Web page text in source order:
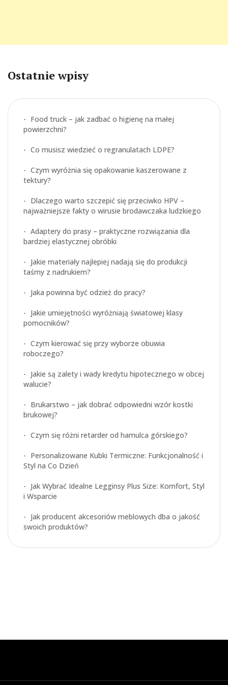
Ostatnie wpisy
Food truck – jak zadbać o higienę na małej
powierzchni?
Co musisz wiedzieć o regranulatach LDPE?
Czym wyróżnia się opakowanie kaszerowane z
tektury?
Dlaczego warto szczepić się przeciwko HPV –
najważniejsze fakty o wirusie brodawczaka ludzkiego
Adaptery do prasy – praktyczne rozwiązania dla
bardziej elastycznej obróbki
Jakie materiały najlepiej nadają się do produkcji
taśmy z nadrukiem?
Jaka powinna być odzież do pracy?
Jakie umiejętności wyróżniają światowej klasy
pomocników?
Czym kierować się przy wyborze obuwia
roboczego?
Jakie są zalety i wady kredytu hipotecznego w obcej
walucie?
Brukarstwo – jak dobrać odpowiedni wzór kostki
brukowej?
Czym się różni retarder od hamulca górskiego?
Personalizowane Kubki Termiczne: Funkcjonalność i
Styl na Co Dzień
Jak Wybrać Idealne Legginsy Plus Size: Komfort, Styl
i Wsparcie
Jak producent akcesoriów meblowych dba o jakość
swoich produktów?